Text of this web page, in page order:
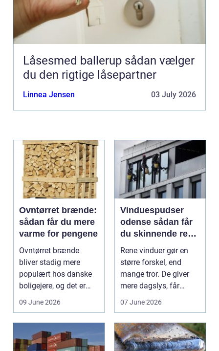
Låsesmed ballerup sådan vælger
du den rigtige låsepartner
Linnea Jensen 03 July 2026
Ovntørret brænde:
sådan får du mere
varme for pengene
Ovntørret brænde
bliver stadig mere
populært hos danske
boligejere, og det er
ikke uden grund. Når
09 June 2026
Vinduespudser
odense sådan får
du skinnende rene
ruder året rundt
Rene vinduer gør en
større forskel, end
mange tror. De giver
mere dagslys, får
boligen eller virksom...
07 June 2026